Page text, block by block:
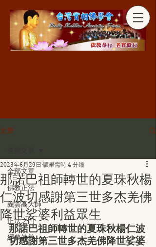
分享
文章
全部文章
佛教正法
義雲高大師
正法之門
經典教義
那諾巴祖師轉世的夏珠秋楊
仁波切感謝第三世多杰羌佛
降世娑婆利益眾生
2023年6月29日 讀畢需時 4 分鐘
那諾巴祖師轉世的夏珠秋楊仁波
切感謝第三世多杰羌佛降世娑婆